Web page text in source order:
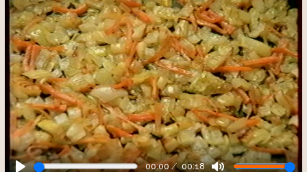
00:00 00:18